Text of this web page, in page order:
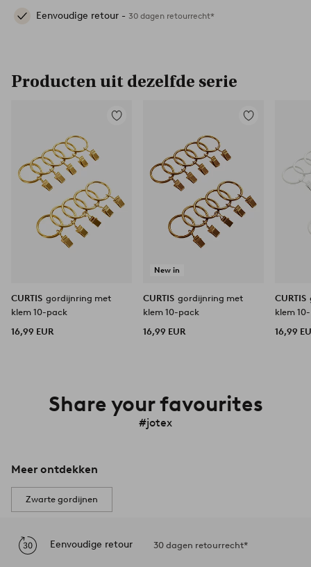
Eenvoudige retour - 30 dagen retourrecht*
Producten uit dezelfde serie
Toevoegen
CURTIS gordijnring met
klem 10-pack
16,99 EUR
New in
Toevoegen
CURTIS gordijnring met
klem 10-pack
16,99 EUR
CURTIS
klem
16,99
Share your favourites
#jotex
Meer ontdekken
Zwarte gordijnen
Eenvoudige retour 30 dagen retourrecht*